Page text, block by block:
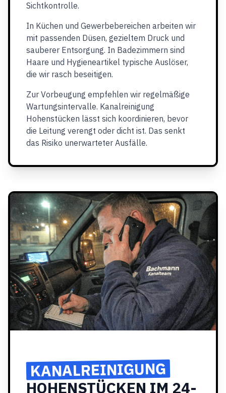
Sichtkontrolle.
In Küchen und Gewerbebereichen arbeiten wir
mit passenden Düsen, gezieltem Druck und
sauberer Entsorgung. In Badezimmern sind
Haare und Hygieneartikel typische Auslöser,
die wir rasch beseitigen.
Zur Vorbeugung empfehlen wir regelmäßige
Wartungsintervalle. Kanalreinigung
Hohenstücken lässt sich koordinieren, bevor
die Leitung verengt oder dicht ist. Das senkt
das Risiko unerwarteter Ausfälle.
KANALREINIGUNG
HOHENSTÜCKEN IM 24-